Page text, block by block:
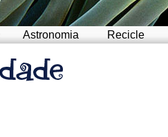
Astronomia Recicle